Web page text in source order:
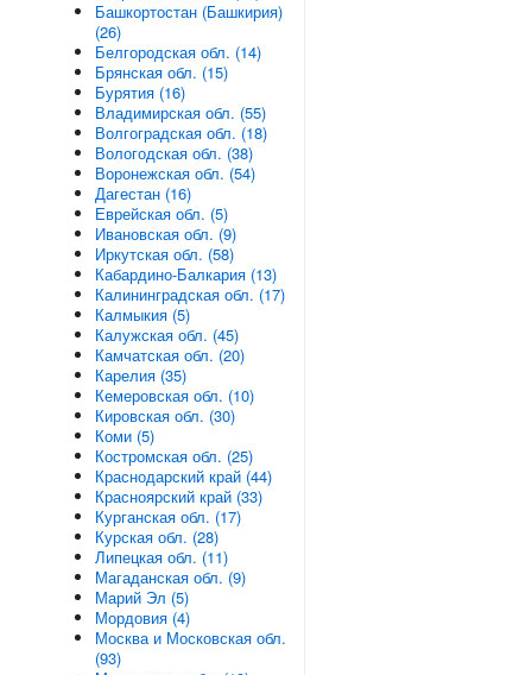
Башкортостан (Башкирия)
(26)
Белгородская обл. (14)
Брянская обл. (15)
Бурятия (16)
Владимирская обл. (55)
Волгоградская обл. (18)
Вологодская обл. (38)
Воронежская обл. (54)
Дагестан (16)
Еврейская обл. (5)
Ивановская обл. (9)
Иркутская обл. (58)
Кабардино-Балкария (13)
Калининградская обл. (17)
Калмыкия (5)
Калужская обл. (45)
Камчатская обл. (20)
Карелия (35)
Кемеровская обл. (10)
Кировская обл. (30)
Коми (5)
Костромская обл. (25)
Краснодарский край (44)
Красноярский край (33)
Курганская обл. (17)
Курская обл. (28)
Липецкая обл. (11)
Магаданская обл. (9)
Марий Эл (5)
Мордовия (4)
Москва и Московская обл.
(93)